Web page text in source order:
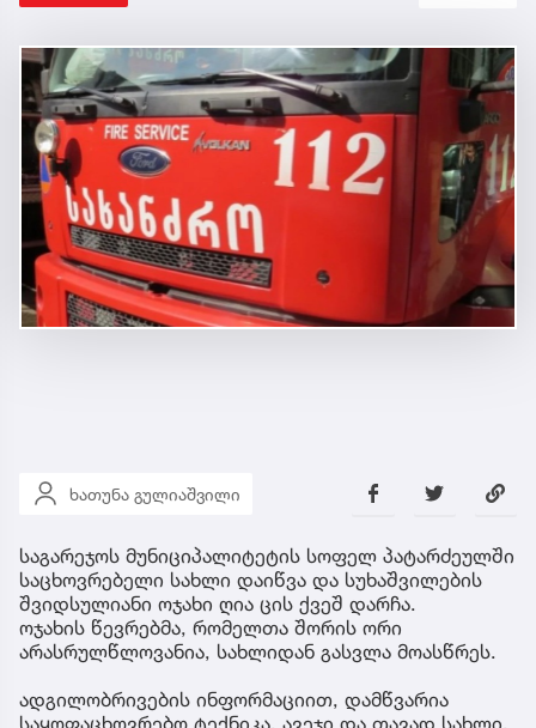
ხათუნა გულიაშვილი
საგარეჯოს მუნიციპალიტეტის სოფელ პატარძეულში
საცხოვრებელი სახლი დაიწვა და სუხაშვილების
შვიდსულიანი ოჯახი ღია ცის ქვეშ დარჩა.
ოჯახის წევრებმა, რომელთა შორის ორი
არასრულწლოვანია, სახლიდან გასვლა მოასწრეს.
ადგილობრივების ინფორმაციით, დამწვარია
საყოფაცხოვრებო ტექნიკა, ავეჯი და თავად სახლი,